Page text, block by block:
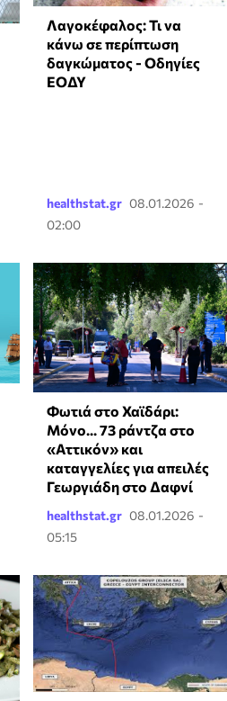
Λαγοκέφαλος: Τι να
κάνω σε περίπτωση
δαγκώματος - Οδηγίες
ΕΟΔΥ
healthstat.gr 08.01.2026 -
02:00
Φωτιά στο Χαϊδάρι:
Μόνο... 73 ράντζα στο
«Αττικόν» και
καταγγελίες για απειλές
Γεωργιάδη στο Δαφνί
healthstat.gr 08.01.2026 -
05:15